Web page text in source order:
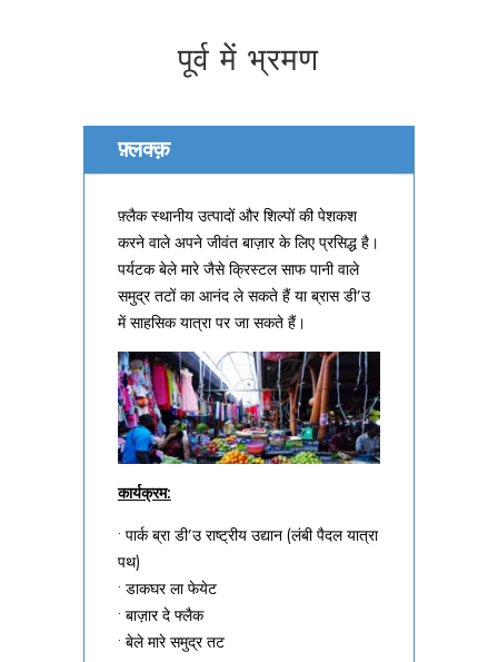
पूर्व में भ्रमण
फ़्लक्क़
फ़्लैक स्थानीय उत्पादों और शिल्पों की पेशकश
करने वाले अपने जीवंत बाज़ार के लिए प्रसिद्ध है।
पर्यटक बेले मारे जैसे क्रिस्टल साफ पानी वाले
समुद्र तटों का आनंद ले सकते हैं या ब्रास डी’उ
में साहसिक यात्रा पर जा सकते हैं।
कार्यक्रम:
• पार्क ब्रा डी’उ राष्ट्रीय उद्यान (लंबी पैदल यात्रा
पथ)
• डाकघर ला फेयेट
• बाज़ार दे फ्लैक
• बेले मारे समुद्र तट